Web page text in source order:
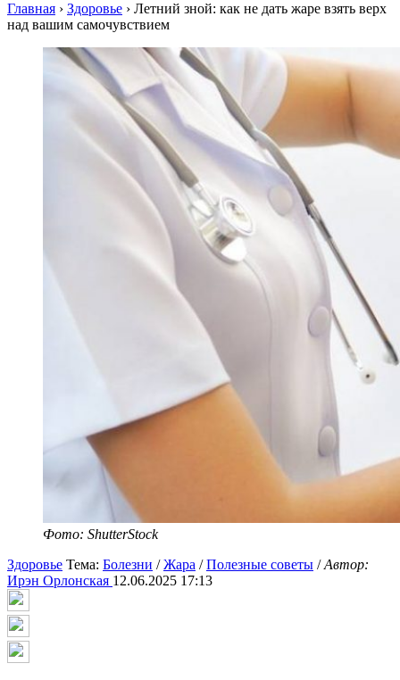
Главная › Здоровье › Летний зной: как не дать жаре взять верх
над вашим самочувствием
Фото: ShutterStock
Здоровье Тема: Болезни /Жара /Полезные советы /Автор:
Ирэн Орлонская 12.06.2025 17:13